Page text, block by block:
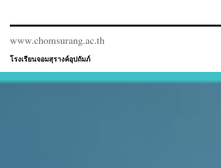
www.chomsurang.ac.th
โรงเรียนจอมสุรางค์อุปถัมภ์